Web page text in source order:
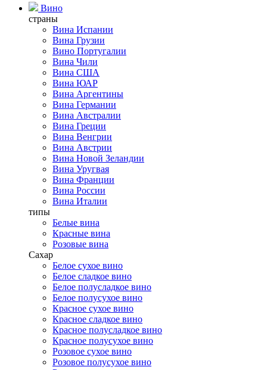
Вино
страны
Вина Испании
Вина Грузии
Вино Португалии
Вина Чили
Вина США
Вина ЮАР
Вина Аргентины
Вина Германии
Вина Австралии
Вина Греции
Вина Венгрии
Вина Австрии
Вина Новой Зеландии
Вина Уругвая
Вина Франции
Вина России
Вина Италии
типы
Белые вина
Красные вина
Розовые вина
Сахар
Белое сухое вино
Белое сладкое вино
Белое полусладкое вино
Белое полусухое вино
Красное сухое вино
Красное сладкое вино
Красное полусладкое вино
Красное полусухое вино
Розовое сухое вино
Розовое полусухое вино